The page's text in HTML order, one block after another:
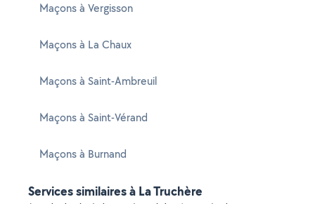
Maçons à Vergisson
Maçons à La Chaux
Maçons à Saint-Ambreuil
Maçons à Saint-Vérand
Maçons à Burnand
Services similaires à La Truchère